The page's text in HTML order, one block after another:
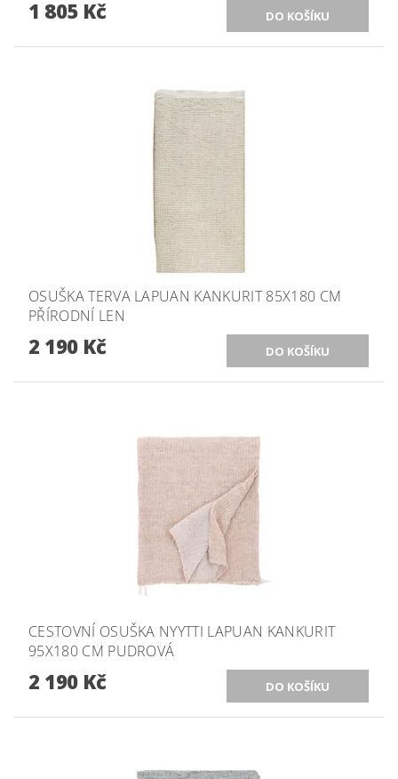
1 805 Kč
OSUŠKA TERVA LAPUAN KANKURIT 85X180 CM
PŘÍRODNÍ LEN
2 190 Kč
CESTOVNÍ OSUŠKA NYYTTI LAPUAN KANKURIT
95X180 CM PUDROVÁ
2 190 Kč